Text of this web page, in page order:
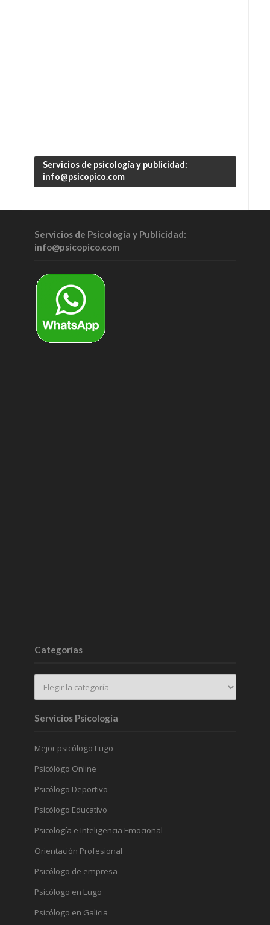
Servicios de psicología y publicidad:
info@psicopico.com
Servicios de Psicología y Publicidad:
info@psicopico.com
Categorías
Servicios Psicología
Mejor psicólogo Lugo
Psicólogo Online
Psicólogo Deportivo
Psicólogo Educativo
Psicología e Inteligencia Emocional
Orientación Profesional
Psicólogo de empresa
Psicólogo en Lugo
Psicólogo en Galicia